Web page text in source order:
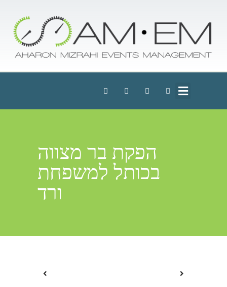
הפקת בר מצווה
בכותל למשפחת
ורד